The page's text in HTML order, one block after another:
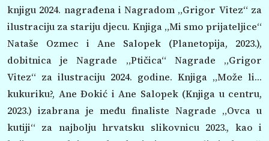
knjigu 2024. nagrađena i Nagradom „Grigor Vitez“ za
ilustraciju za stariju djecu. Knjiga „Mi smo prijateljice“
Nataše Ozmec i Ane Salopek (Planetopija, 2023.),
dobitnica je Nagrade „Ptičica“ Nagrade „Grigor
Vitez“ za ilustraciju 2024. godine. Knjiga „Može li…
kukuriku?, Ane Đokić i Ane Salopek (Knjiga u centru,
2023.) izabrana je među finaliste Nagrade „Ovca u
kutiji“ za najbolju hrvatsku slikovnicu 2023., kao i